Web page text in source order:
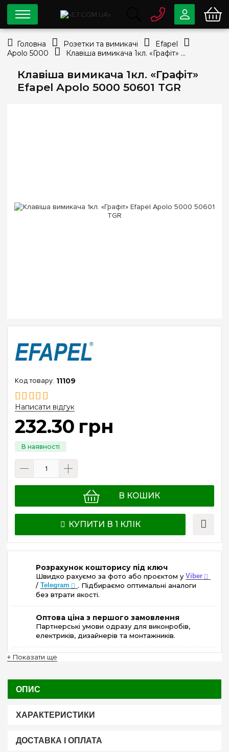
Клавіша вимикача 1кл. «Графіт»
Efapel Apolo 5000 50601 TGR
11109
Написати відгук
232.30 грн
В КОШИК
КУПИТИ В 1 КЛІК
Розрахунок кошторису під ключ
Швидко рахуємо за фото або проєктом у Viber
/ Telegram
. Підбираємо оптимальні аналоги
без втрати якості.
Оптова ціна з першого замовлення
Партнерські умови одразу для виконробів,
електриків, дизайнерів та монтажників.
+ Показати ще
ОПИС
ХАРАКТЕРИСТИКИ
ДОСТАВКА І ОПЛАТА
0 80033-63-07
Безкоштовно
info@e7.com.ua
044334-79-78
Viber Telegram
Головна Розетки та вимикачі
Efapel
Apolo 5000
Клавіша вимикача 1кл. «Графіт» Efapel Apolo 5000 50601 TGR